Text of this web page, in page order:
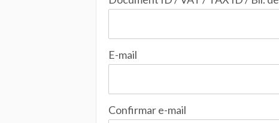
E-mail
Confirmar e-mail